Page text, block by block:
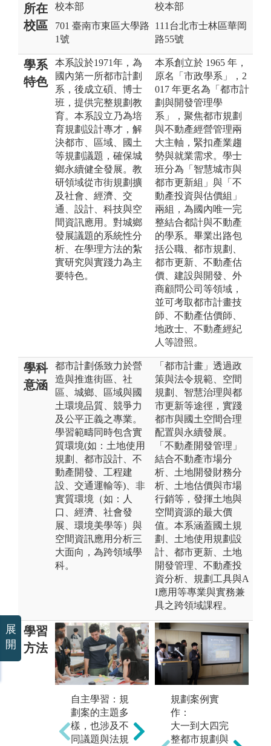
所在
校區
校本部
701 臺南市東區大學路
1號
校本部
111台北市士林區華岡
路55號
學系
特色
本系設於1971年，為
國內第一所都市計劃
系，後成立碩、博士
班，提供完整規劃教
育。本系設立乃為培
育規劃設計專才，解
決都市、區域、國土
等規劃議題，確保城
鄉永續健全發展。教
研領域從市街規劃擴
及社會、經濟、交
通、設計、科技與空
間資訊應用。對城鄉
發展議題的系統性分
析、在學理方法的紮
實研究與實踐力為主
要特色。
本系創立於 1965 年，
原名「市政學系」，2
017 年更名為「都市計
劃與開發管理學
系」，聚焦都市規劃
與不動產經營管理兩
大主軸，緊扣產業趨
勢與就業需求。學士
班分為「智慧城市與
都市更新組」與「不
動產投資與估價組」
兩組，為國內唯一完
整結合都計與不動產
的學系。畢業出路包
括公職、都市規劃、
都市更新、不動產估
價、建設與開發、外
商顧問公司等領域，
並可考取都市計畫技
師、不動產估價師、
地政士、不動產經紀
人等證照。
學科
意涵
都市計劃係致力於營
造與推進街區、社
區、城鄉、區域與國
土環境品質、競爭力
及公平正義之專業。
學習範疇同時包含實
質環境(如：土地使用
規劃、都市設計、不
動產開發、工程建
設、交通運輸等)、非
實質環境（如：人
口、經濟、社會發
展、環境美學等）與
空間資訊應用分析三
大面向，為跨領域學
科。
「都市計畫」透過政
策與法令規範、空間
規劃、智慧治理與都
市更新等途徑，實踐
都市與國土空間合理
配置與永續發展。
「不動產開發管理」
結合不動產市場分
析、土地開發財務分
析、土地估價與市場
行銷等，發揮土地與
空間資源的最大價
值。本系涵蓋國土規
劃、土地使用規劃設
計、都市更新、土地
開發管理、不動產投
資分析、規劃工具與A
I應用等專業與實務兼
具之跨領域課程。
學習
方法
自主學習：規
劃案的主題多
樣，也涉及不
同議題與法規
專題實作：學
生實際操作規
劃案，結合理
論知識與技
規劃案例實
作：
大一到大四完
整都市規劃與
展
開